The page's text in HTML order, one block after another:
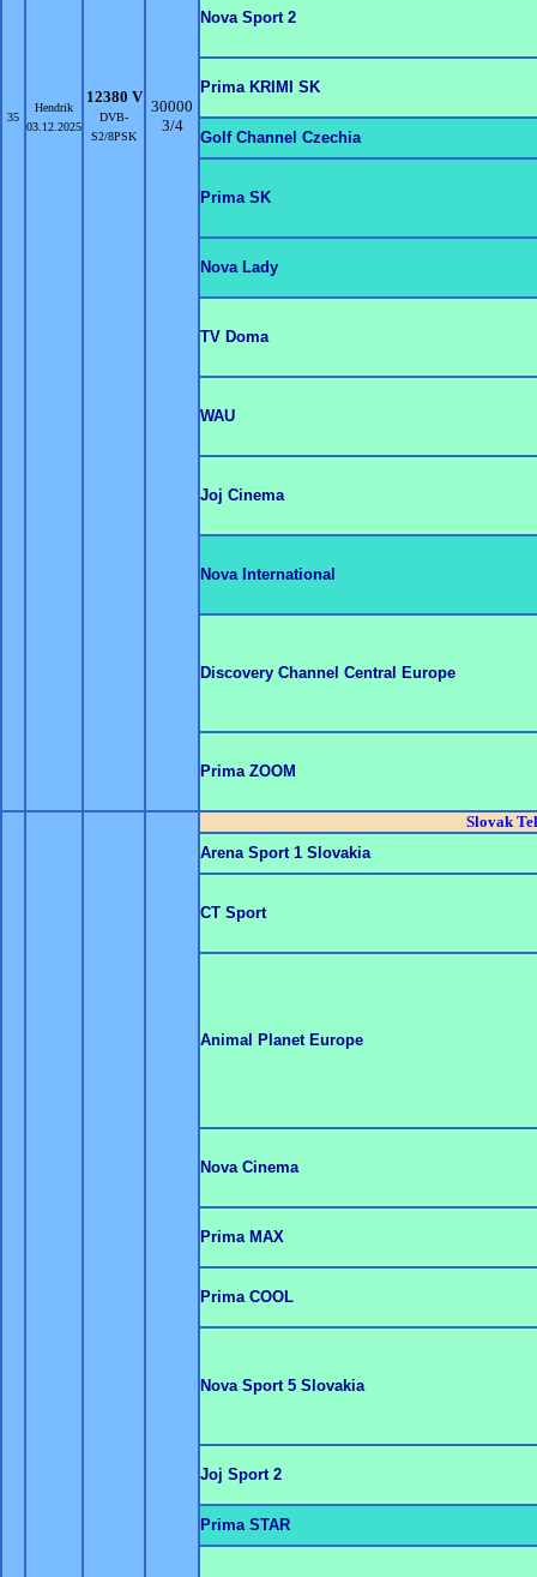
35
Hendrik
03.12.2025
12380 V
DVB-
S2/8PSK
30000
3/4
Nova Sport 2
Prima KRIMI SK
Golf Channel Czechia
Prima SK
Nova Lady
TV Doma
WAU
Joj Cinema
Nova International
Discovery Channel Central Europe
Prima ZOOM
Slovak
Arena Sport 1 Slovakia
CT Sport
Animal Planet Europe
Nova Cinema
Prima MAX
Prima COOL
Nova Sport 5 Slovakia
Joj Sport 2
Prima STAR